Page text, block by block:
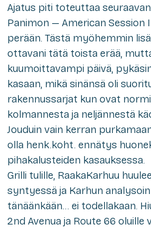
Ajatus piti toteuttaa
Panimon — American Session
perään. Tästä myöhemmin
ottavani tätä toista erää,
kuumoittavampi päivä,
kasaan, mikä sinänsä oli
rakennussarjat kun ovat
kolmannesta ja neljännestä
Jouduin vain kerran
olla henk.koht. ennätys
pihakalusteiden kasauksessa.
Grilli tulille, RaakaKarhuu
syntyessä ja Karhun
tänäänkään… ei todellakaan.
2nd Avenua ja Route 66 oluille